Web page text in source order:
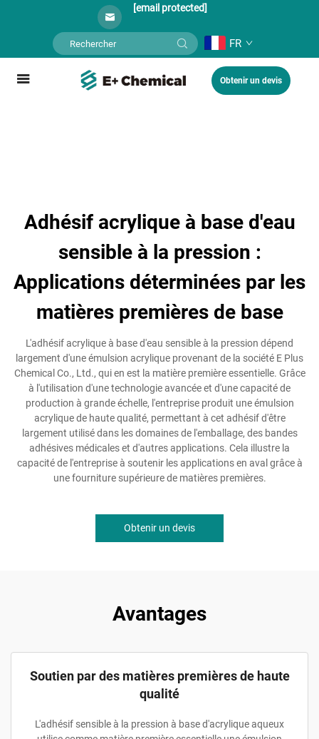
[email protected]
FR
Obtenir un devis
Adhésif acrylique à base d'eau
sensible à la pression :
Applications déterminées par les
matières premières de base
L'adhésif acrylique à base d'eau sensible à la pression dépend
largement d'une émulsion acrylique provenant de la société E Plus
Chemical Co., Ltd., qui en est la matière première essentielle. Grâce
à l'utilisation d'une technologie avancée et d'une capacité de
production à grande échelle, l'entreprise produit une émulsion
acrylique de haute qualité, permettant à cet adhésif d'être
largement utilisé dans les domaines de l'emballage, des bandes
adhésives médicales et d'autres applications. Cela illustre la
capacité de l'entreprise à soutenir les applications en aval grâce à
une fourniture supérieure de matières premières.
Obtenir un devis
Avantages
Soutien par des matières premières de haute
qualité
L'adhésif sensible à la pression à base d'acrylique aqueux